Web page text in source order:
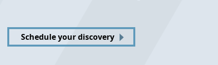
Schedule your discovery